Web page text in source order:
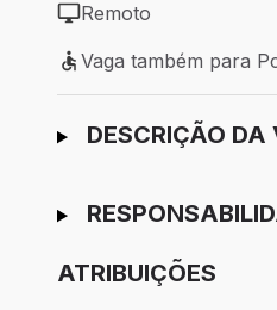
Modelo de trabalho:
Remoto
Vaga também para PcD
Vaga também para
Ir para candidatura
DESCRIÇÃO DA
ATRIBUIÇÕES